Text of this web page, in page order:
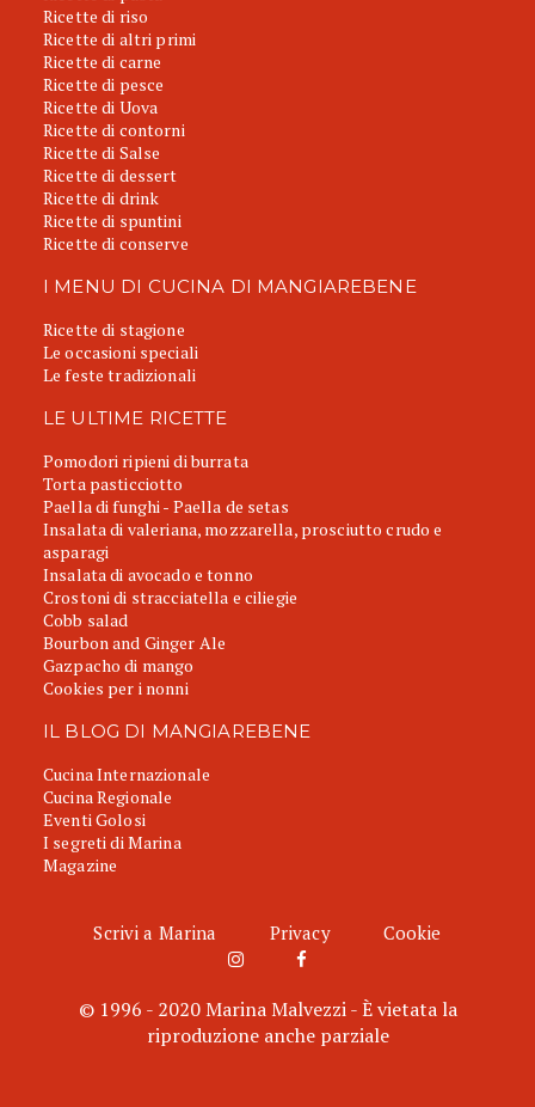
Ricette di riso
Ricette di altri primi
Ricette di carne
Ricette di pesce
Ricette di Uova
Ricette di contorni
Ricette di Salse
Ricette di dessert
Ricette di drink
Ricette di spuntini
Ricette di conserve
I MENU DI CUCINA DI MANGIAREBENE
Ricette di stagione
Le occasioni speciali
Le feste tradizionali
LE ULTIME RICETTE
Pomodori ripieni di burrata
Torta pasticciotto
Paella di funghi - Paella de setas
Insalata di valeriana, mozzarella, prosciutto crudo e
asparagi
Insalata di avocado e tonno
Crostoni di stracciatella e ciliegie
Cobb salad
Bourbon and Ginger Ale
Gazpacho di mango
Cookies per i nonni
IL BLOG DI MANGIAREBENE
Cucina Internazionale
Cucina Regionale
Eventi Golosi
I segreti di Marina
Magazine
Scrivi a Marina Privacy Cookie
© 1996 - 2020 Marina Malvezzi - È vietata la
riproduzione anche parziale